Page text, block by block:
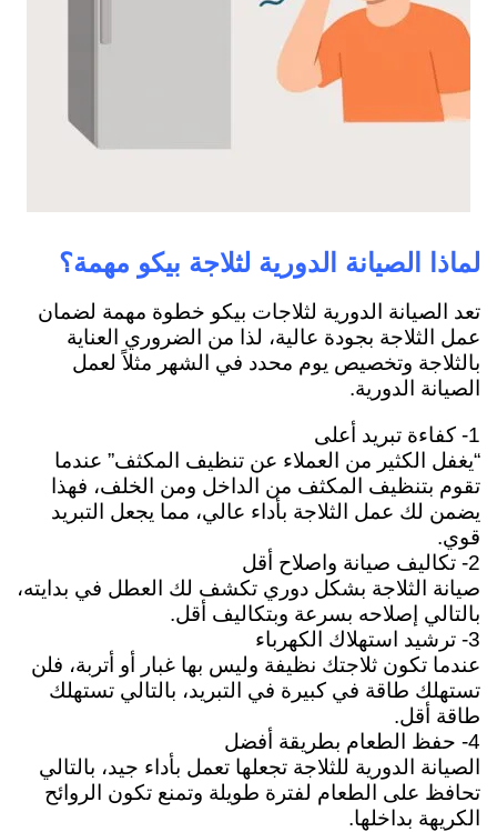
لماذا الصيانة الدورية لثلاجة بيكو مهمة؟
تعد الصيانة الدورية لثلاجات بيكو خطوة مهمة لضمان
عمل الثلاجة بجودة عالية، لذا من الضروري العناية
بالثلاجة وتخصيص يوم محدد في الشهر مثلاً لعمل
الصيانة الدورية.
1- كفاءة تبريد أعلى
“يغفل الكثير من العملاء عن تنظيف المكثف” عندما
تقوم بتنظيف المكثف من الداخل ومن الخلف، فهذا
يضمن لك عمل الثلاجة بأداء عالي، مما يجعل التبريد
قوي.
2- تكاليف صيانة واصلاح أقل
صيانة الثلاجة بشكل دوري تكشف لك العطل في بدايته،
بالتالي إصلاحه بسرعة وبتكاليف أقل.
3- ترشيد استهلاك الكهرباء
عندما تكون ثلاجتك نظيفة وليس بها غبار أو أتربة، فلن
تستهلك طاقة في كبيرة في التبريد، بالتالي تستهلك
طاقة أقل.
4- حفظ الطعام بطريقة أفضل
الصيانة الدورية للثلاجة تجعلها تعمل بأداء جيد، بالتالي
تحافظ على الطعام لفترة طويلة وتمنع تكون الروائح
الكريهة بداخلها.